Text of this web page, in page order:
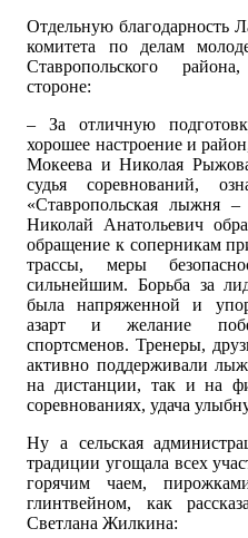
Отдельную благодарность
комитета по делам
Ставропольского
стороне:
– За отличную
хорошее настроение и
Мокеева и Николая
судья соревнований,
«Ставропольская лыжня
Николай Анатольевич
обращение к соперникам
трассы, меры
сильнейшим. Борьба за
была напряженной и
азарт и желание
спортсменов. Тренеры,
активно поддерживали
на дистанции, так и на
соревнованиях, удача
Ну а сельская
традиции угощала всех
горячим чаем,
глинтвейном, как
Светлана Жилкина: